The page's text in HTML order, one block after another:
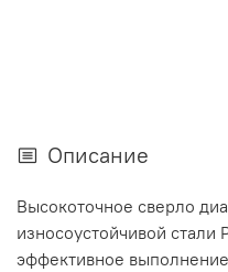
Описание
Высокоточное сверло
износоустойчивой
эффективное